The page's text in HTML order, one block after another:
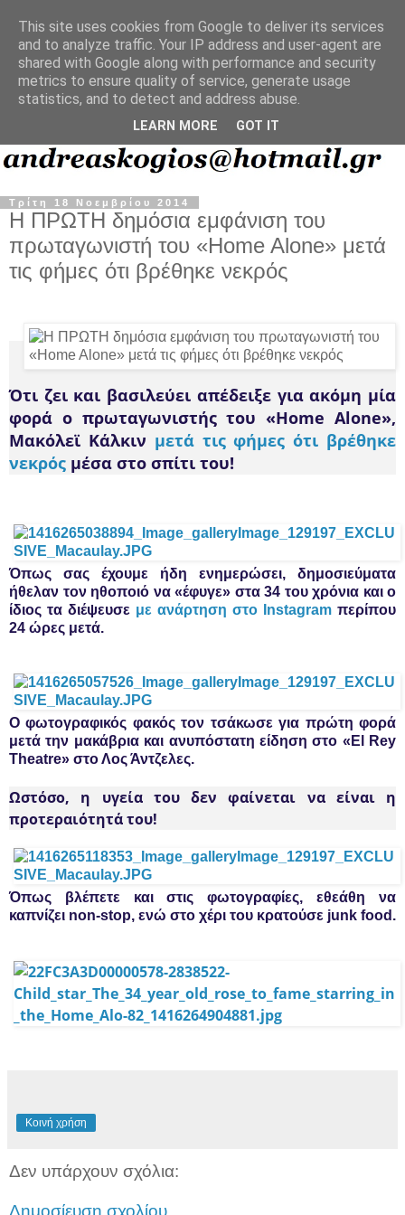
Τρίτη 18 Νοεμβρίου 2014
Η ΠΡΩΤΗ δημόσια εμφάνιση του
πρωταγωνιστή του «Home Alone» μετά
τις φήμες ότι βρέθηκε νεκρός
Ότι ζει και βασιλεύει απέδειξε για ακόμη μία
φορά ο πρωταγωνιστής του «Home Alone»,
Μακόλεϊ Κάλκιν μετά τις φήμες ότι βρέθηκε
νεκρός μέσα στο σπίτι του!
Όπως σας έχουμε ήδη ενημερώσει, δημοσιεύματα
ήθελαν τον ηθοποιό να «έφυγε» στα 34 του χρόνια και ο
ίδιος τα διέψευσε με ανάρτηση στο Instagram περίπου
24 ώρες μετά.
O φωτογραφικός φακός τον τσάκωσε για πρώτη φορά
μετά την μακάβρια και ανυπόστατη είδηση στο «Εl Rey
Theatre» στο Λος Άντζελες.
Ωστόσο, η υγεία του δεν φαίνεται να είναι η
προτεραιότητά του!
Όπως βλέπετε και στις φωτογραφίες,εθεάθη να
καπνίζει non-stop, ενώ στο χέρι του κρατούσε junk food.
Κοινή χρήση
Δεν υπάρχουν σχόλια:
Δημοσίευση σχολίου
This site uses cookies from Google to deliver its services
and to analyze traffic. Your IP address and user-agent are
shared with Google along with performance and security
metrics to ensure quality of service, generate usage
statistics, and to detect and address abuse.
LEARN MORE GOT IT